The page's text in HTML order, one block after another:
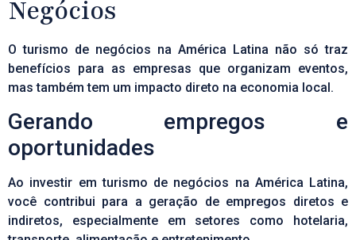
Negócios
O turismo de negócios na América Latina não só traz
benefícios para as empresas que organizam eventos,
mas também tem um impacto direto na economia local.
Gerando empregos e
oportunidades
Ao investir em turismo de negócios na América Latina,
você contribui para a geração de empregos diretos e
indiretos, especialmente em setores como hotelaria,